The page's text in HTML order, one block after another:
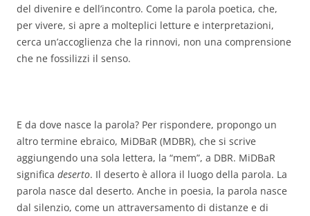
del divenire e dell’incontro. Come la parola poetica, che,
per vivere, si apre a molteplici letture e interpretazioni,
cerca un’accoglienza che la rinnovi, non una comprensione
che ne fossilizzi il senso.
E da dove nasce la parola? Per rispondere, propongo un
altro termine ebraico, MiDBaR (MDBR), che si scrive
aggiungendo una sola lettera, la “mem”, a DBR. MiDBaR
significa deserto. Il deserto è allora il luogo della parola. La
parola nasce dal deserto. Anche in poesia, la parola nasce
dal silenzio, come un attraversamento di distanze e di